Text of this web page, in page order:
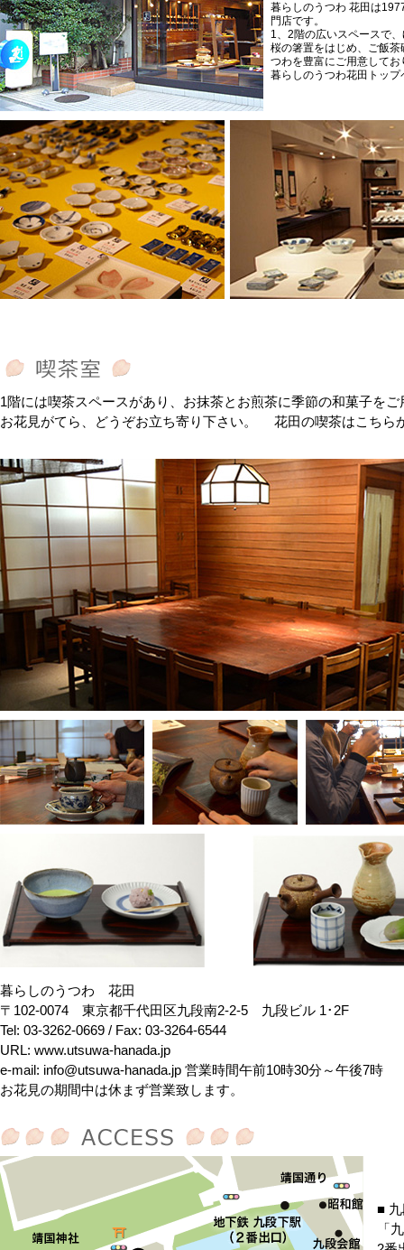
暮らしのうつわ 花田は
門店です。
1、2階の広いスペースで
桜の箸置をはじめ、ご飯
つわを豊富にご用意してお
暮らしのうつわ花田トッ
1階には喫茶スペースがあり、お抹茶とお煎茶に季節の和菓子を
お花見がてら、どうぞお立ち寄り下さい。 花田の喫茶はこちら
暮らしのうつわ 花田
〒102-0074 東京都千代田区九段南2-2-5 九段ビル 1･2F
Tel: 03-3262-0669 / Fax: 03-3264-6544
URL: www.utsuwa-hanada.jp
e-mail: info@utsuwa-hanada.jp 営業時間 午前10時30分～午後7時
お花見の期間中は休まず営業致します。
■
「